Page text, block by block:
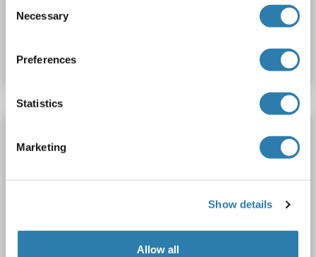
Selection
Necessary
Preferences
Statistics
Marketing
Show details
Allow all
N° du produit ABIN1915179
Fiche technique
GTPBP5 Reactivité: Humain
Hôte: Lapin